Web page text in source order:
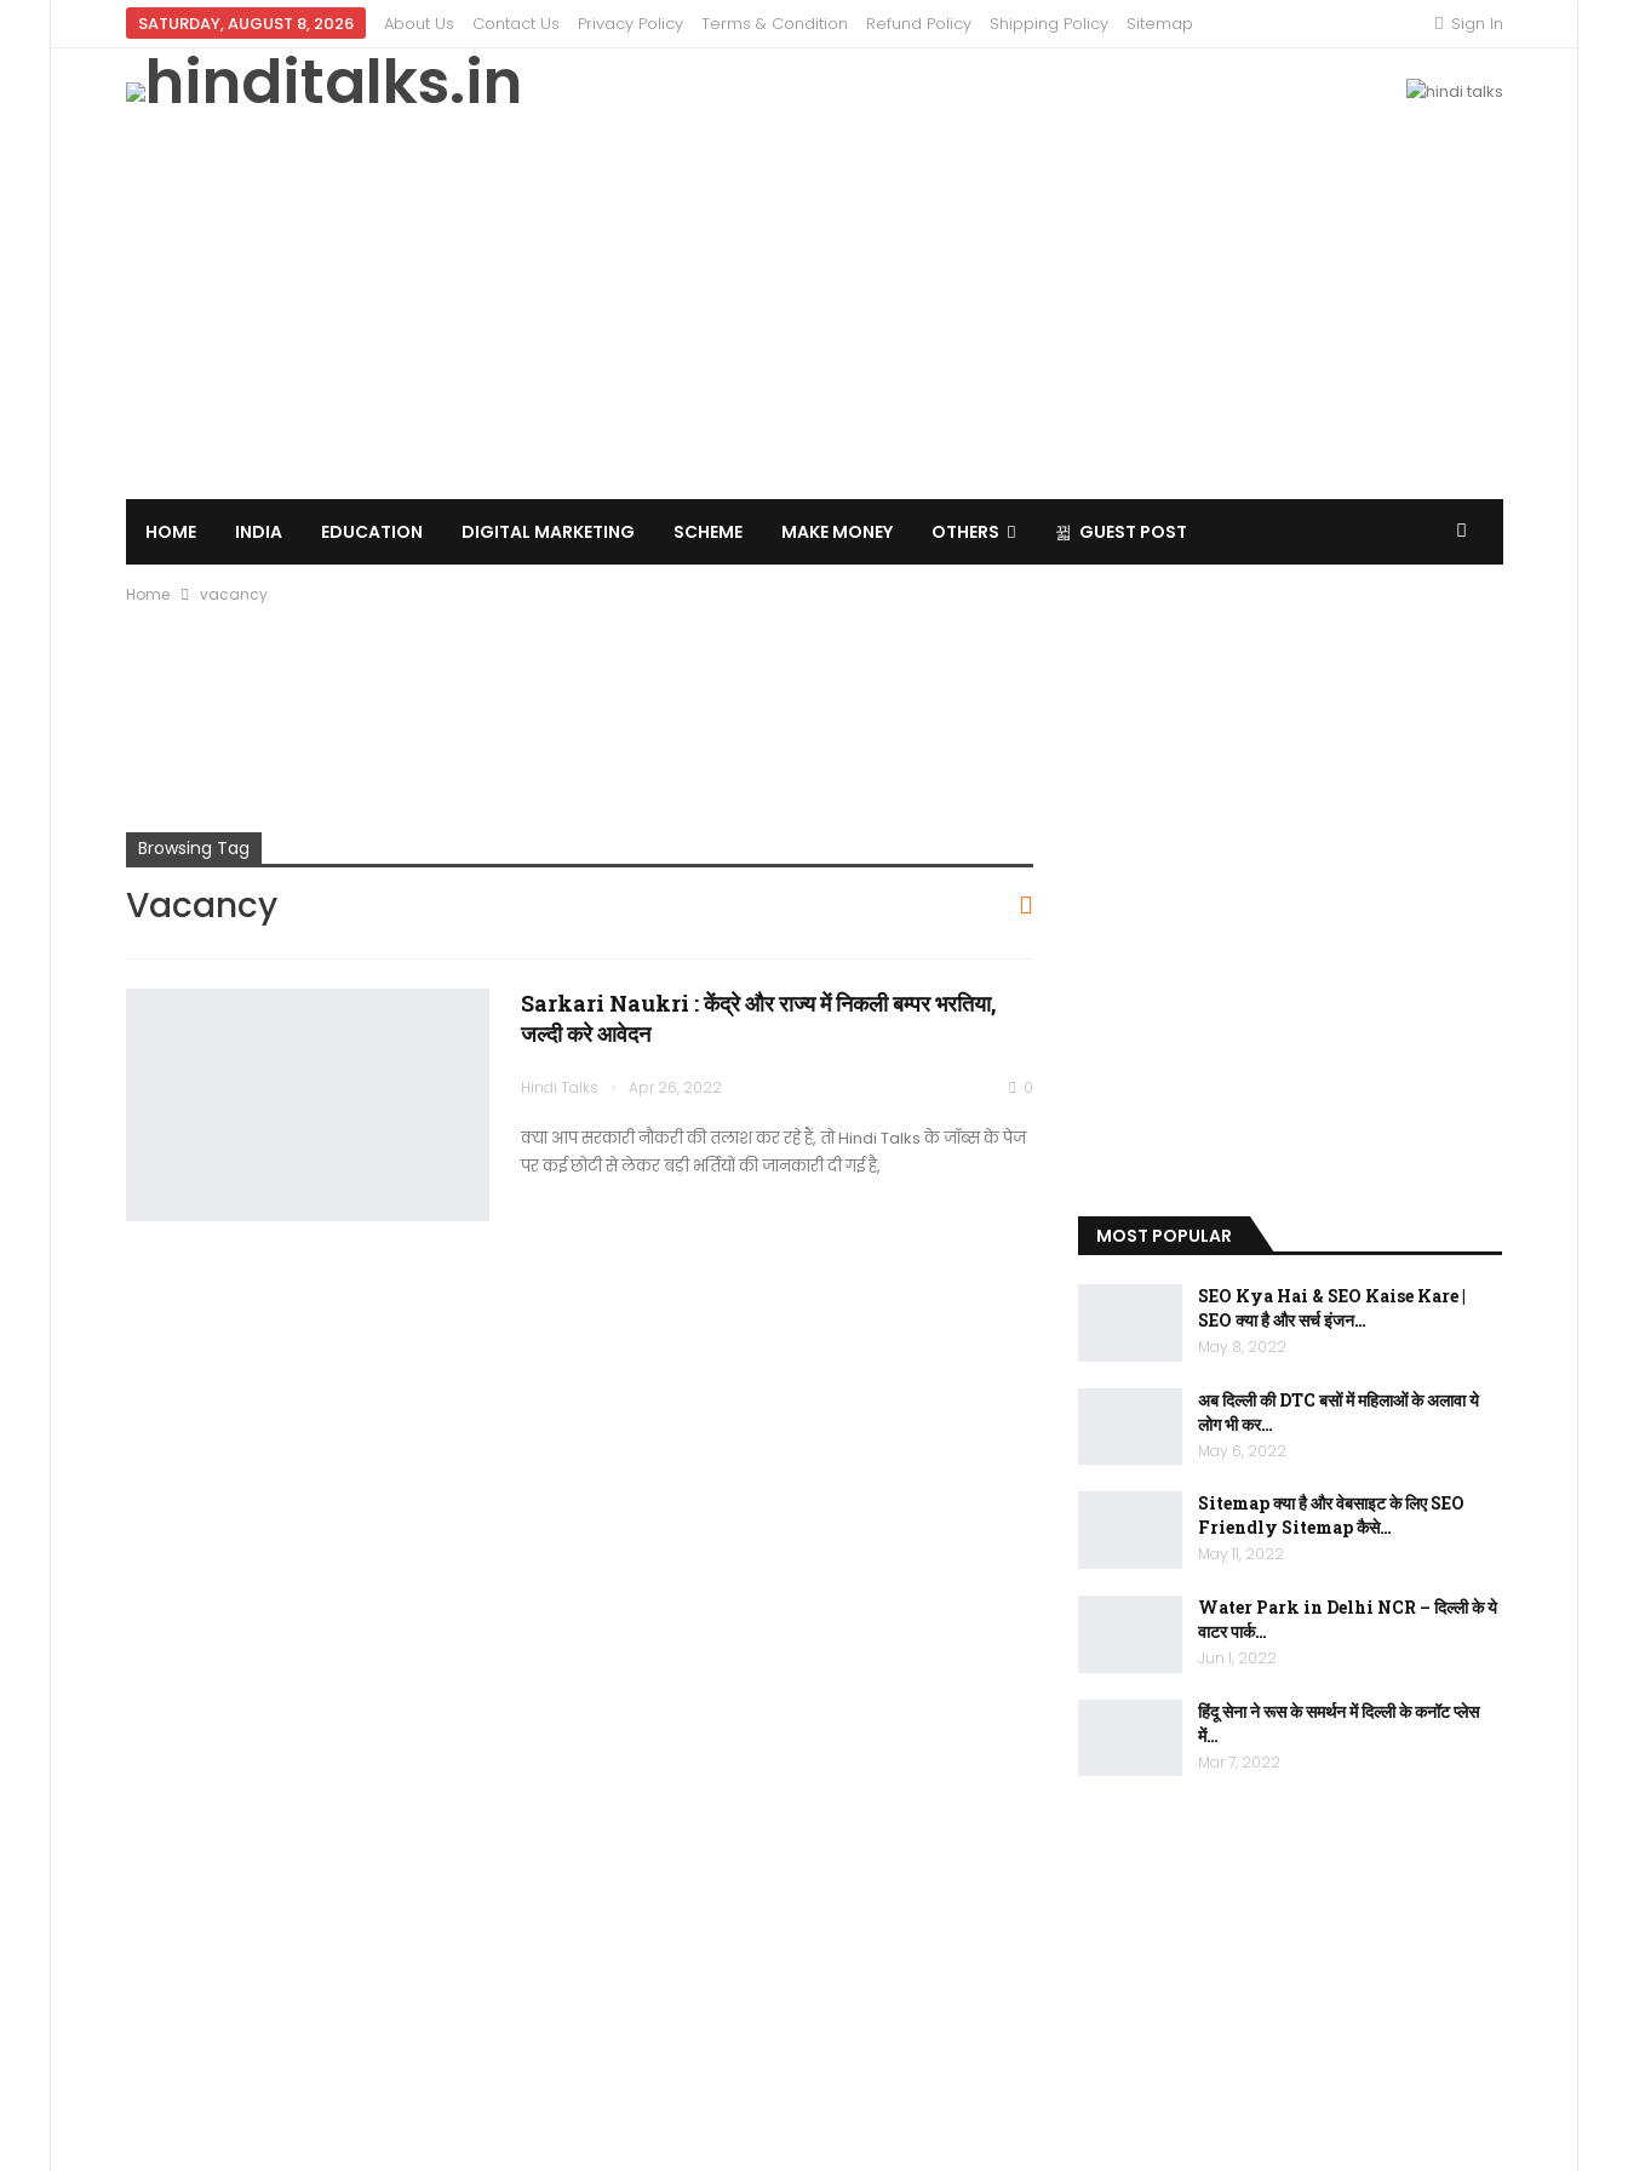
Sign In
SATURDAY, AUGUST 8, 2026 About Us Contact Us Privacy Policy Terms & Condition Refund Policy Shipping Policy Sitemap
HOME INDIA EDUCATION DIGITAL MARKETING SCHEME MAKE MONEY OTHERS GUEST POST
Home vacancy
Browsing Tag
Vacancy
Sarkari Naukri : केंद्रे और राज्य में निकली बम्पर भरतिया,
जल्दी करे आवेदन
Hindi Talks Apr 26, 2022 0
क्या आप सरकारी नौकरी की तलाश कर रहे हैं, तो Hindi Talks के जॉब्स के पेज
पर कई छोटी से लेकर बड़ी भर्तियों की जानकारी दी गई है,
MOST POPULAR
SEO Kya Hai & SEO Kaise Kare |
SEO क्या है और सर्च इंजन…
May 8, 2022
अब दिल्ली की DTC बसों में महिलाओं के अलावा ये
लोग भी कर…
May 6, 2022
Sitemap क्या है और वेबसाइट के लिए SEO
Friendly Sitemap कैसे…
May 11, 2022
Water Park in Delhi NCR – दिल्ली के ये
वाटर पार्क…
Jun 1, 2022
हिंदू सेना ने रूस के समर्थन में दिल्ली के कनॉट प्लेस
में…
Mar 7, 2022